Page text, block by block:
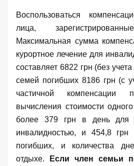
Воспользоваться
лица,
Максимальная сумма
курортное лечение для
составляет 6822 грн (без
семей погибших 8186 грн (с
частичной компенсации
вычисления стоимости
более 379 грн в день для
инвалидностью, и 454,8
погибших, и количества
отдыхе.
Если член семьи